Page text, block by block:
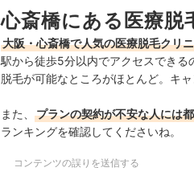
心斎橋の医療脱毛クリニック全9選おす
心斎橋にある人気の医療脱毛クリニック
心斎橋で通う医療脱毛は自由診療。無料
美容脱毛と医療脱毛の違いは？
ほかの地域の医療脱毛クリニックもチェッ
心斎橋にある医療脱
大阪・心斎橋で人気の医療脱毛クリ
駅から徒歩5分以内でアクセスできる
脱毛が可能なところがほとんど。 キ
また、 プランの契約が不安な人には
ランキングを確認してくださいね。
コンテンツの誤りを送信する